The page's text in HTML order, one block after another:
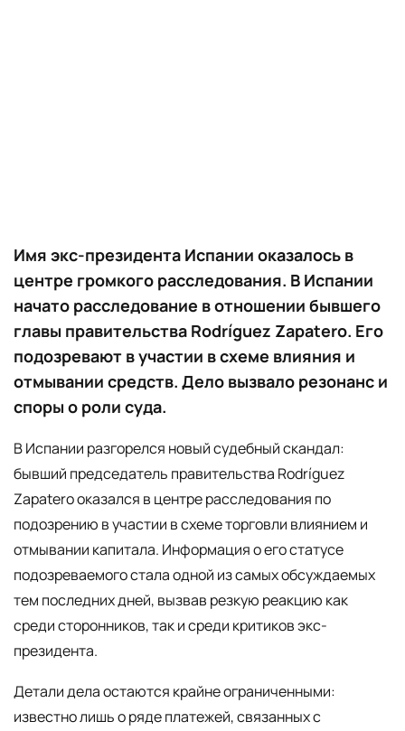
Имя экс-президента Испании оказалось в
центре громкого расследования. В Испании
начато расследование в отношении бывшего
главы правительства Rodríguez Zapatero. Его
подозревают в участии в схеме влияния и
отмывании средств. Дело вызвало резонанс и
споры о роли суда.
В Испании разгорелся новый судебный скандал:
бывший председатель правительства Rodríguez
Zapatero оказался в центре расследования по
подозрению в участии в схеме торговли влиянием и
отмывании капитала. Информация о его статусе
подозреваемого стала одной из самых обсуждаемых
тем последних дней, вызвав резкую реакцию как
среди сторонников, так и среди критиков экс-
президента.
Детали дела остаются крайне ограниченными:
известно лишь о ряде платежей, связанных с